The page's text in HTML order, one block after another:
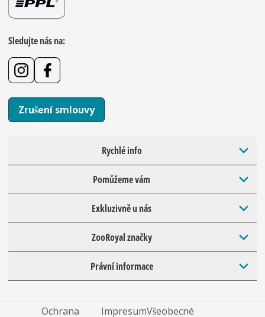
Sledujte nás na:
Zrušení smlouvy
Rychlé info
Pomůžeme vám
Exkluzivně u nás
ZooRoyal značky
Právní informace
Ochrana ImpresumVšeobecné